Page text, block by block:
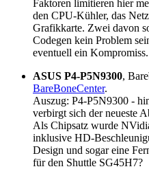
Faktoren limitieren hier
den CPU-Kühler, das
Grafikkarte. Zwei davon
Codegen kein Problem
eventuell ein Kompromiss.
ASUS P4-P5N9300,
BareBoneCenter.
Auszug: P4-P5N9300 -
verbirgt sich der neueste
Als Chipsatz wurde
inklusive HD-
Design und sogar eine
für den Shuttle SG45H7?